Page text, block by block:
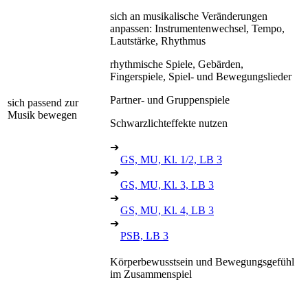
sich passend zur
Musik bewegen
sich an musikalische Veränderungen
anpassen: Instrumentenwechsel, Tempo,
Lautstärke, Rhythmus
rhythmische Spiele, Gebärden,
Fingerspiele, Spiel- und Bewegungslieder
Partner- und Gruppenspiele
Schwarzlichteffekte nutzen
➔
GS, MU, Kl. 1/2, LB 3
➔
GS, MU, Kl. 3, LB 3
➔
GS, MU, Kl. 4, LB 3
➔
PSB, LB 3
Körperbewusstsein und Bewegungsgefühl
im Zusammenspiel